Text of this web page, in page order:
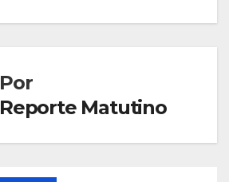
Por
Reporte Matutino